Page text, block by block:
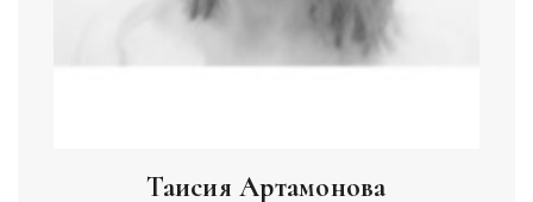
Таисия Артамонова